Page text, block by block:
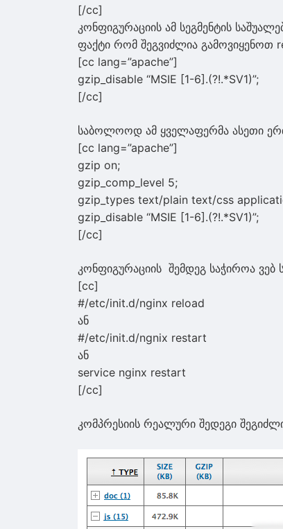
[/cc]
კონფიგურაციის ამ სეგმენტის
ფაქტი რომ შეგვიძლია გამოვიყენოთ
[cc lang=”apache”]
gzip_disable “MSIE [1-6].(?!.*SV1)”;
[/cc]
საბოლოოდ ამ ყველაფერმა ასეთი
[cc lang=”apache”]
gzip on;
gzip_comp_level 5;
gzip_types text/plain text/css
gzip_disable “MSIE [1-6].(?!.*SV1)”;
[/cc]
კონფიგურაციის შემდეგ საჭიროა ვებ
[cc]
#/etc/init.d/nginx reload
ან
#/etc/init.d/ngnix restart
ან
service nginx restart
[/cc]
კომპრესიის რეალური შედეგი